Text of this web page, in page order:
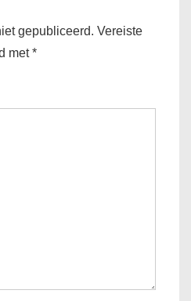
gepubliceerd. Vereiste
met*